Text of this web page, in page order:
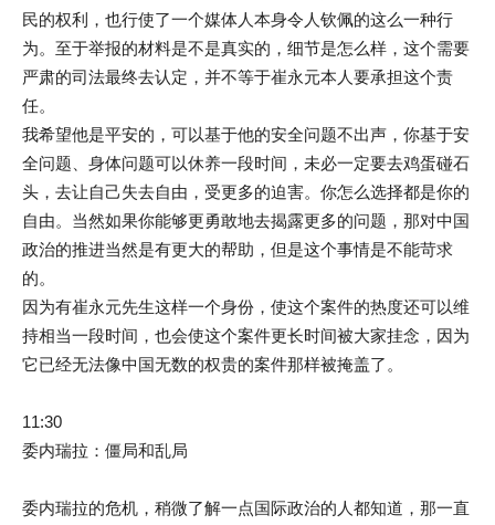
民的权利，也行使了一个媒体人本身令人钦佩的这么一种行
为。至于举报的材料是不是真实的，细节是怎么样，这个需要
严肃的司法最终去认定，并不等于崔永元本人要承担这个责
任。
我希望他是平安的，可以基于他的安全问题不出声，你基于安
全问题、身体问题可以休养一段时间，未必一定要去鸡蛋碰石
头，去让自己失去自由，受更多的迫害。你怎么选择都是你的
自由。当然如果你能够更勇敢地去揭露更多的问题，那对中国
政治的推进当然是有更大的帮助，但是这个事情是不能苛求
的。
因为有崔永元先生这样一个身份，使这个案件的热度还可以维
持相当一段时间，也会使这个案件更长时间被大家挂念，因为
它已经无法像中国无数的权贵的案件那样被掩盖了。
11:30
委内瑞拉：僵局和乱局
委内瑞拉的危机，稍微了解一点国际政治的人都知道，那一直